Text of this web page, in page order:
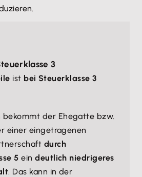
3
ist bei Steuerklasse 3
bekommt der Ehegatte bzw.
einer eingetragenen
durch
5ein deutlich niedrigeres
. Das kann in der